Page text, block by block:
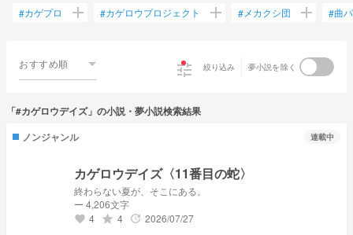
#カゲプロ add #カゲロウプロジェクト add #メカクシ団 add #曲
おすすめ順 tune 絞り込み 夢小説を除く
「#カゲロウデイズ」の小説・夢小説検索結果
ノンジャンル
連載中
カゲロウデイズ〈11番目の蛇〉
終わらない夏が、そこにある。
ー 4,206文字
favorite 4 grade 4 update 2026/07/27